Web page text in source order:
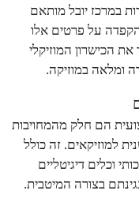
במרכז יובל מותאם
הקפדה על פרטים אלו
הכישרון המוזיקלי
ומלאה במוזיקה.
הם חלק מהמחויבות
למוזיקאים. זה כולל
וכלים דיגיטליים
בצורה המיטבית.